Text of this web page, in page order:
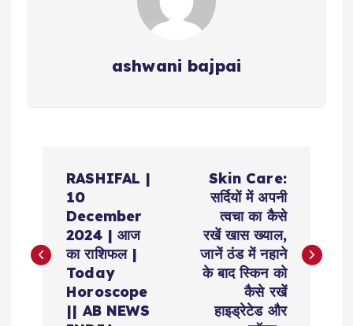
ashwani bajpai
s
RASHIFAL |
10
December
2024 | आज
का राशिफल |
Today
Horoscope
|| AB NEWS
Skin Care:
सर्दियों में अपनी
त्वचा का कैसे
रखें खास ख्याल,
जानें ठंड में नहाने
के बाद स्किन को
कैसे रखें
हाइड्रेटेड और